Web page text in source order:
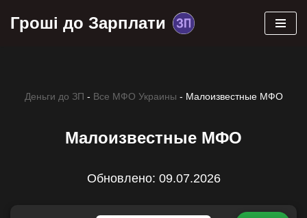
Гроші до Зарплати
Деньги до ЗП - Все МФО Украины - Малоизвестные МФО
Малоизвестные МФО
Обновлено: 09.07.2026